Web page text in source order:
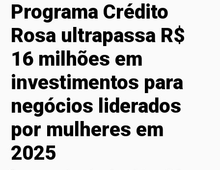
Programa Crédito
Rosa ultrapassa R$
16 milhões em
investimentos para
negócios liderados
por mulheres em
2025